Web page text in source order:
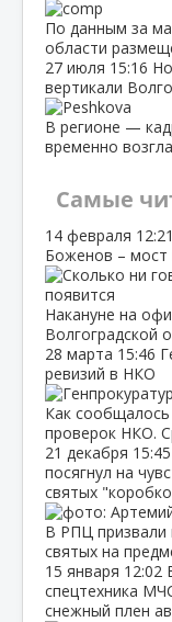
По данным за
области
27 июля 15:16
вертикали
В регионе —
временно
Самые
14 февраля 12:21
Боженов – мост
Накануне на
Волгоградской
28 марта 15:46
ревизий в НКО
Как
проверок НКО.
21 декабря 15:45
посягнул на
святых
В РПЦ призвали
святых на
15 января 12:02
спецтехника
снежный плен